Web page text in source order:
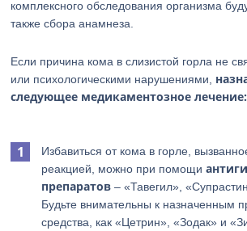
комплексного обследования организма
также сбора анамнеза.
Если причина кома в слизистой горла не
или психологическими нарушениями,
следующее медикаментозное лечение:
Избавиться от кома в горле,
реакцией, можно при помощи
препаратов – «Тавегил»,
Будьте внимательны к назначенным
средства, как «Цетрин», «Зодак» и